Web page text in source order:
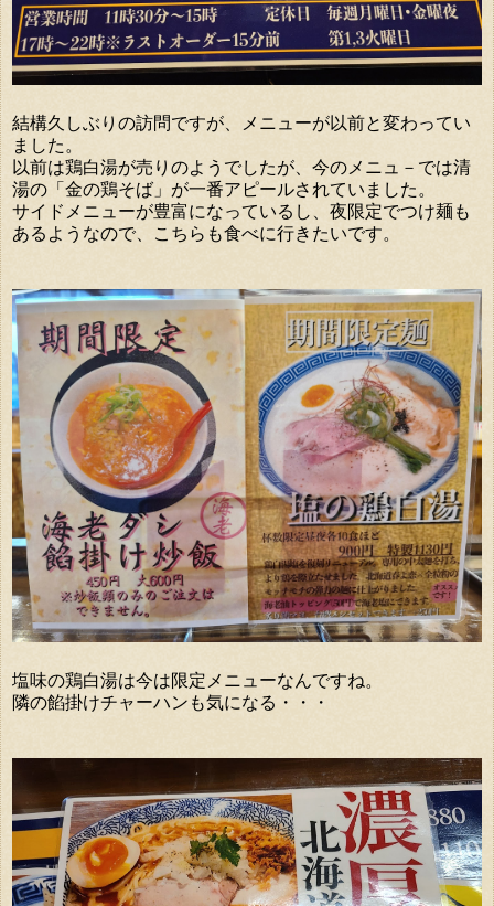
結構久しぶりの訪問ですが、メニューが以前と変わってい
ました。
以前は鶏白湯が売りのようでしたが、今のメニュ－では清
湯の「金の鶏そば」が一番アピールされていました。
サイドメニューが豊富になっているし、夜限定でつけ麺も
あるようなので、こちらも食べに行きたいです。
塩味の鶏白湯は今は限定メニューなんですね。
隣の餡掛けチャーハンも気になる・・・